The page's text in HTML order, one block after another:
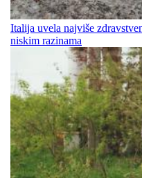
Italija uvela najviše
niskim razinama